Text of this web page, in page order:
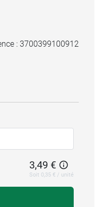
: 3700399100912
3,49 €
Soit 0,35 € / unité